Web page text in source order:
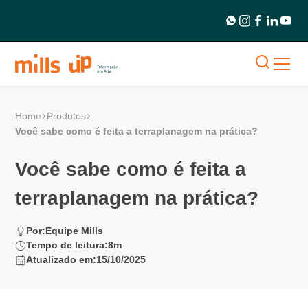
Home
Produtos
Você sabe como é feita a terraplanagem na prática?
Você sabe como é feita a
terraplanagem na prática?
Por:Equipe Mills
Tempo de leitura:8m
Atualizado em:15/10/2025